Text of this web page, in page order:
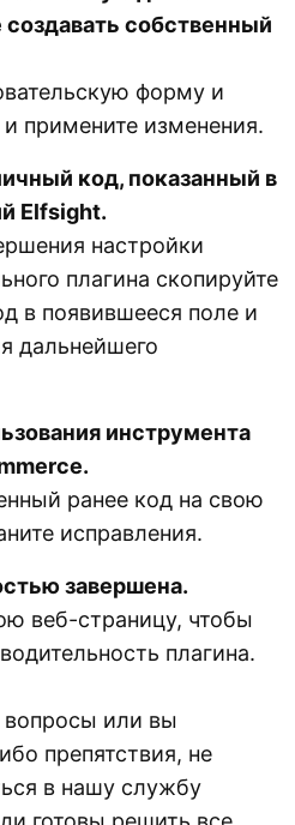
собственный
форму и
примените изменения.
код, показанный в
Elfsight.
настройки
плагина скопируйте
в появившееся поле и
дальнейшего
инструмента
ранее код на свою
исправления.
завершена.
веб-страницу, чтобы
плагина.
вопросы или вы
препятствия, не
в нашу службу